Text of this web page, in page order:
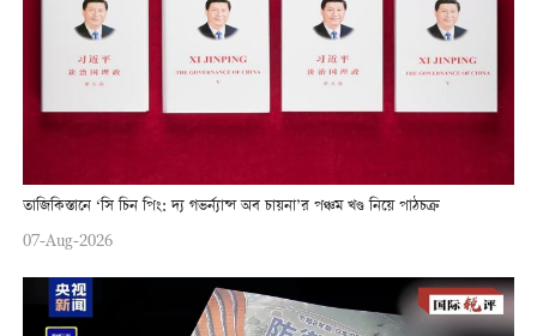
তাজিকিস্তানে ‘সি চিন পিং: দ্য গভর্ন্যান্স অব চায়না’র পঞ্চম খণ্ড নিয়ে পাঠচক্র
07-Aug-2026